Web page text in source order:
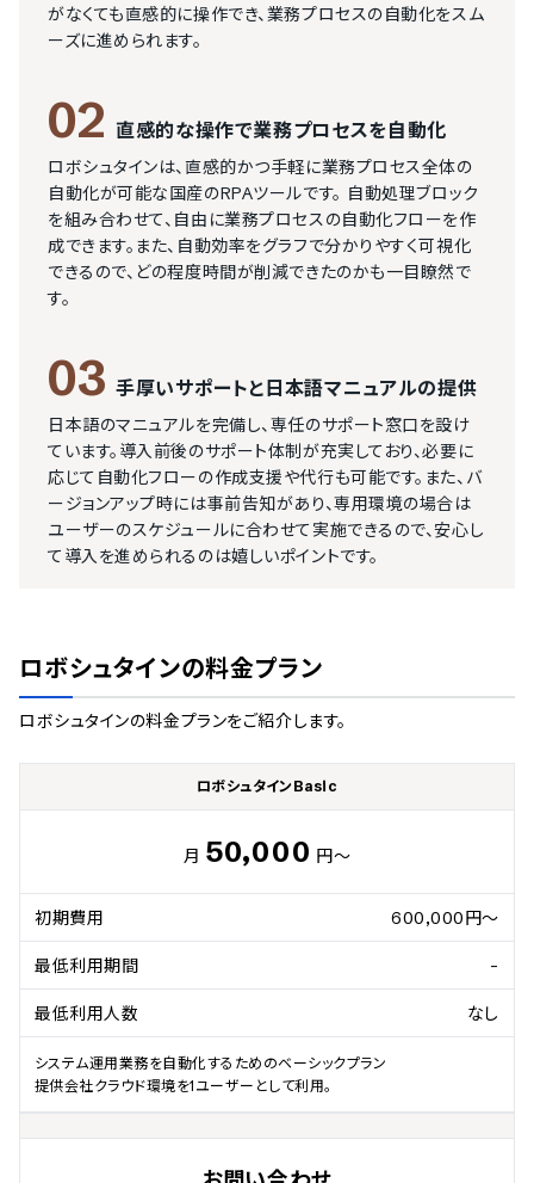
がなくても直感的に操作でき、業務プロセスの自動化をスム
ーズに進められます。
02 直感的な操作で業務プロセスを自動化
ロボシュタインは、直感的かつ手軽に業務プロセス全体の
自動化が可能な国産のRPAツールです。 自動処理ブロック
を組み合わせて、自由に業務プロセスの自動化フローを作
成できます。また、自動効率をグラフで分かりやすく可視化
できるので、どの程度時間が削減できたのかも一目瞭然で
す。
03 手厚いサポートと日本語マニュアルの提供
日本語のマニュアルを完備し、専任のサポート窓口を設け
ています。導入前後のサポート体制が充実しており、必要に
応じて自動化フローの作成支援や代行も可能です。また、バ
ージョンアップ時には事前告知があり、専用環境の場合は
ユーザーのスケジュールに合わせて実施できるので、安心し
て導入を進められるのは嬉しいポイントです。
ロボシュタインの料金プラン
ロボシュタインの料金プランをご紹介します。
ロボシュタインBasic
月 50,000 円～
初期費用 600,000円～
最低利用期間 -
最低利用人数 なし
システム運用業務を自動化するためのベーシックプラン
提供会社クラウド環境を1ユーザーとして利用。